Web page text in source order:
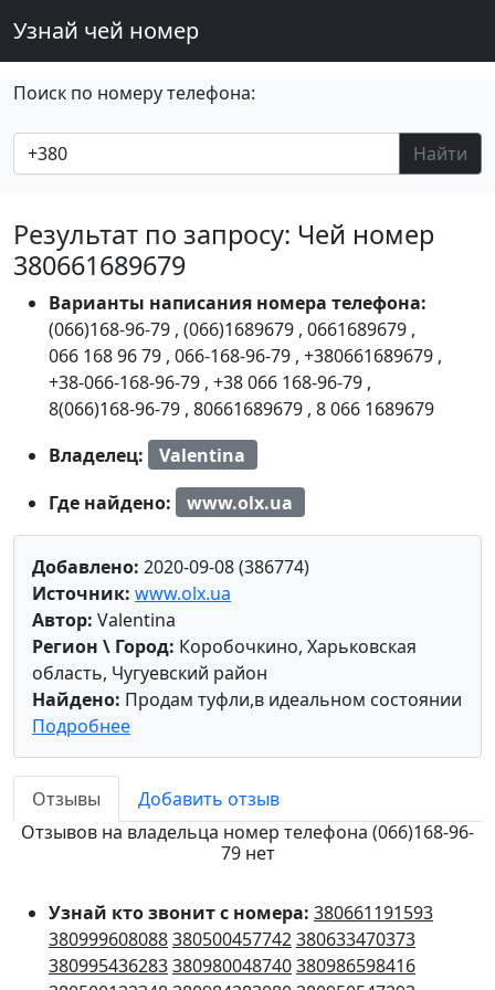
Узнай чей номер
Поиск по номеру телефона:
Найти
Результат по запросу: Чей номер
380661689679
Варианты написания номера телефона:
(066)168-96-79 , (066)1689679 , 0661689679 ,
066 168 96 79 , 066-168-96-79 , +380661689679 ,
+38-066-168-96-79 , +38 066 168-96-79 ,
8(066)168-96-79 , 80661689679 , 8 066 1689679
Владелец:
Valentina
Где найдено:
www.olx.ua
Добавлено: 2020-09-08 (386774)
Источник: www.olx.ua
Автор: Valentina
Регион \ Город: Коробочкино, Харьковская
область, Чугуевский район
Найдено: Продам туфли,в идеальном состоянии
Подробнее
Отзывы
Добавить отзыв
Отзывов на владельца номер телефона (066)168-96-
79 нет
Узнай кто звонит с номера: 380661191593
380999608088380500457742380633470373
380995436283380980048740380986598416